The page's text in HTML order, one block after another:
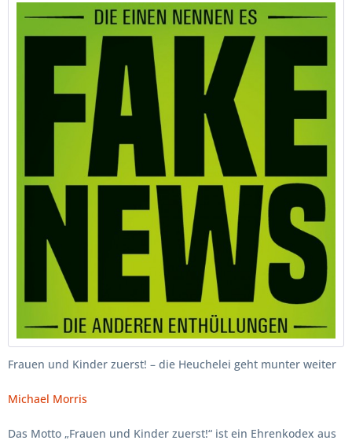
Frauen und Kinder zuerst! – die Heuchelei geht munter weiter
Michael Morris
Das Motto „Frauen und Kinder zuerst!“ ist ein Ehrenkodex aus